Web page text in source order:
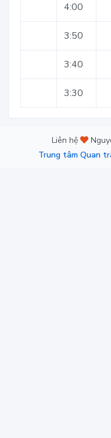
4:00
3:50
3:40
3:30
Liên hệ
Trung tâm Quan